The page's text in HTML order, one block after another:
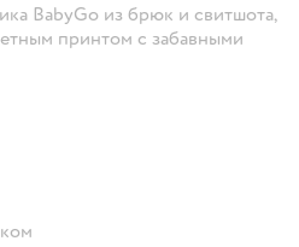
BabyGo из брюк и свитшота,
принтом с забавными